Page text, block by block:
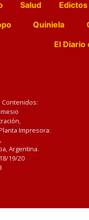
Salud Edictos
Quiniela
El Diario
Impresora:
Argentina.
19/20